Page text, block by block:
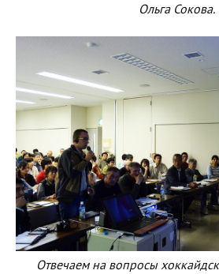
Ольга Сокова.
Отвечаем на вопросы